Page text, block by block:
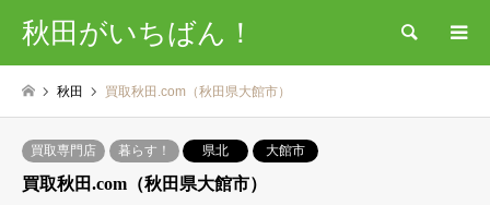
秋田がいちばん！ 検索
秋田 買取秋田.com（秋田県大館市）
買取専門店 暮らす！ 県北 大館市
買取秋田.com（秋田県大館市）